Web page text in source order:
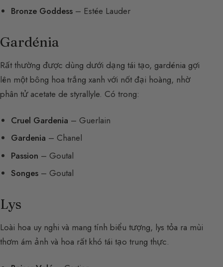
Bronze Goddess – Estée Lauder
Gardénia
Rất thường được dùng dưới dạng tái tạo, gardénia gợi
lên một bông hoa trắng xanh với nốt đại hoàng, nhờ
phân tử acetate de styrallyle. Có trong:
Cruel Gardenia – Guerlain
Gardenia – Chanel
Passion – Goutal
Songes – Goutal
Lys
Loài hoa uy nghi và mang tính biểu tượng, lys tỏa ra mùi
thơm ám ảnh và hoa rất khó tái tạo trung thực.